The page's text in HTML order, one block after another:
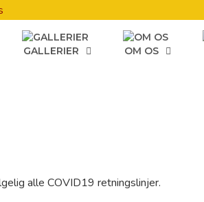
GALLERIER OM OS
alle COVID19 retningslinjer.